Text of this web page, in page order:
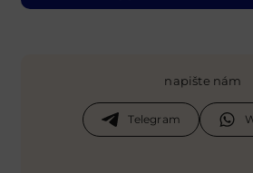
napište nám
Telegram